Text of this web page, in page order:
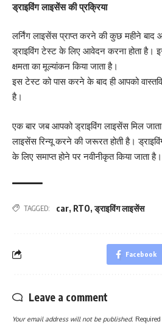
ड्राइविंग लाइसेंस की प्रक्रिया
लर्निंग लाइसेंस प्राप्त करने की कुछ महीने
ड्राइविंग टेस्ट के लिए आवेदन करना होता है।
क्षमता का मूल्यांकन किया जाता है।
इस टेस्ट को पास करने के बाद ही आपको
है।
एक बार जब आपको ड्राइविंग लाइसेंस मिल
लाइसेंस रिन्यू करने की जरूरत होती है।
के लिए समाप्त होने पर नवीनीकृत किया जाता है।
TAGGED: car, RTO,ड्राइविंग लाइसेंस
Facebook
Leave a comment
Your email address will not be published.